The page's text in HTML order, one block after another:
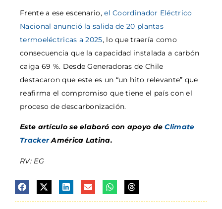
Frente a ese escenario,el Coordinador Eléctrico
Nacional anunció la salida de 20 plantas
termoeléctricas a 2025, lo que traería como
consecuencia que la capacidad instalada a carbón
caiga 69 %. Desde Generadoras de Chile
destacaron que este es un “un hito relevante” que
reafirma el compromiso que tiene el país con el
proceso de descarbonización.
Este artículo se elaboró con apoyo deClimate
TrackerAmérica Latina.
RV: EG